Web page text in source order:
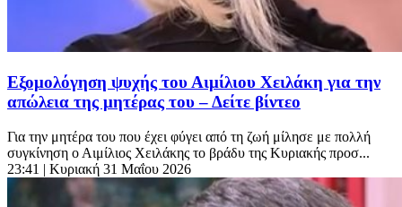
Εξομολόγηση ψυχής του Αιμίλιου Χειλάκη για την
απώλεια της μητέρας του – Δείτε βίντεο
Για την μητέρα του που έχει φύγει από τη ζωή μίλησε με πολλή
συγκίνηση ο Αιμίλιος Χειλάκης το βράδυ της Κυριακής προσ...
23:41 | Κυριακή 31 Μαΐου 2026